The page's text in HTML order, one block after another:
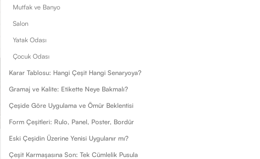
Mutfak ve Banyo
Salon
Yatak Odası
Çocuk Odası
Karar Tablosu: Hangi Çeşit Hangi Senaryoya?
Gramaj ve Kalite: Etikette Neye Bakmalı?
Çeşide Göre Uygulama ve Ömür Beklentisi
Form Çeşitleri: Rulo, Panel, Poster, Bordür
Eski Çeşidin Üzerine Yenisi Uygulanır mı?
Çeşit Karmaşasına Son: Tek Cümlelik Pusula